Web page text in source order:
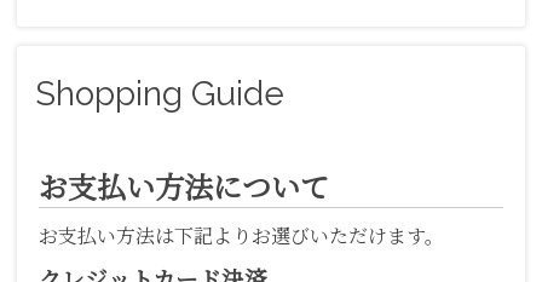
Shopping Guide
お支払い方法について
お支払い方法は下記よりお選びいただけます。